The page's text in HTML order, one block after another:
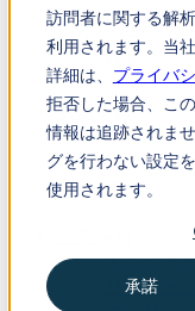
訪問者に関する解
利用されます。当
詳細は、 プライバ
拒否した場合、こ
情報は追跡されま
グを行わない設定
使用されます。
承諾
デジタル
データと
科学イノ
デジタル
最新情報
ブログ
リソース
ニュース
エンソー
リーダー